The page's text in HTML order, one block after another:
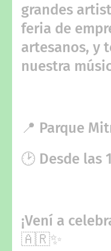
grandes
feria de
artesanos, y
nuestra
📍 Parque
🕑 Desde las
¡Vení a
🇦🇷✨